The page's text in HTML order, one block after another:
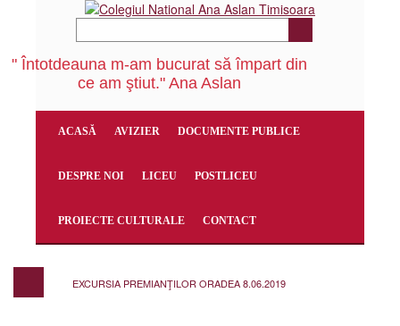
" Întotdeauna m-am bucurat să împart din
ce am ştiut." Ana Aslan
ACASĂ AVIZIER DOCUMENTE PUBLICE
DESPRE NOI LICEU POSTLICEU
PROIECTE CULTURALE CONTACT
EXCURSIA PREMIANŢILOR ORADEA 8.06.2019